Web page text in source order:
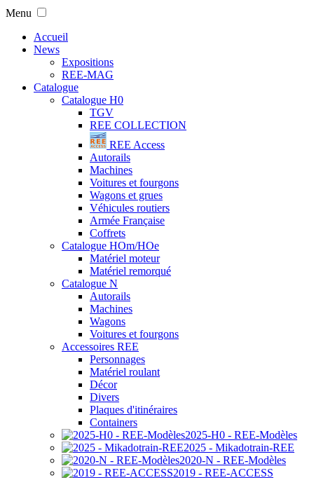
Menu
Accueil
News
Expositions
REE-MAG
Catalogue
Catalogue H0
TGV
REE COLLECTION
REE Access
Autorails
Machines
Voitures et fourgons
Wagons et grues
Véhicules routiers
Armée Française
Coffrets
Catalogue HOm/HOe
Matériel moteur
Matériel remorqué
Catalogue N
Autorails
Machines
Wagons
Voitures et fourgons
Accessoires REE
Personnages
Matériel roulant
Décor
Divers
Plaques d'itinéraires
Containers
2025-H0 - REE-Modèles
2025 - Mikadotrain-REE
2020-N - REE-Modèles
2019 - REE-ACCESS